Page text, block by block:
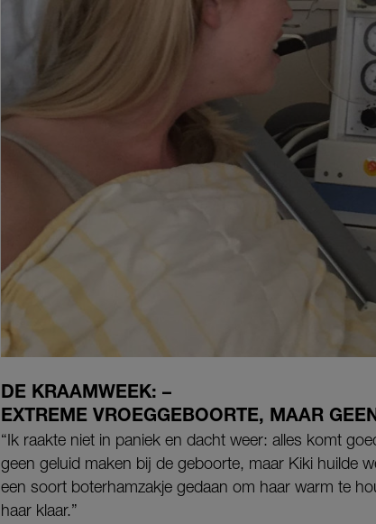
DE KRAAMWEEK: –
EXTREME VROEGGEBOORTE, MAAR
“Ik raakte niet in paniek en dacht weer: alles komt
geen geluid maken bij de geboorte, maar Kiki huilde
een soort boterhamzakje gedaan om haar warm te
haar klaar.”